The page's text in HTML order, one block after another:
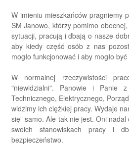
W imieniu mieszkańców pragniemy
SM Janowo, którzy pomimo
sytuacji, pracują i dbają o nasze
aby kiedy część osób z nas
mogło funkcjonować i aby mogło
W normalnej rzeczywistości
"niewidzialni". Panowie i Panie z
Technicznego, Elektrycznego,
widzimy ich ciężkiej pracy. Wydaje
się” samo. Ale tak nie jest. Oni
swoich stanowiskach pracy i
bezpieczeństwo.